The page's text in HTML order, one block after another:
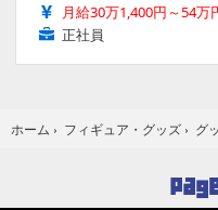
月給30万1,400円～54万
正社員
ホーム › フィギュア・グッズ › グ